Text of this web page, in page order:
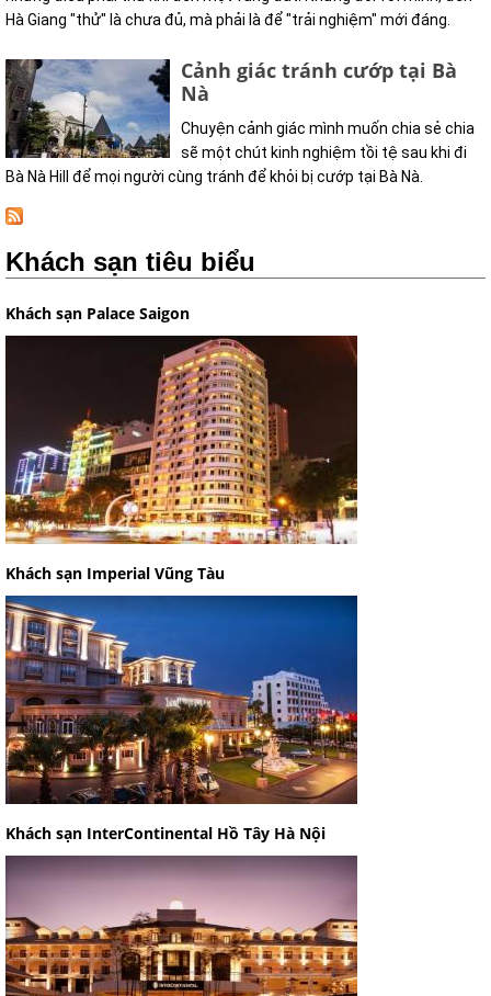
Hà Giang "thử" là chưa đủ, mà phải là để "trải nghiệm" mới đáng.
Cảnh giác tránh cướp tại Bà
Nà
Chuyện cảnh giác mình muốn chia sẻ chia
sẽ một chút kinh nghiệm tồi tệ sau khi đi
Bà Nà Hill để mọi người cùng tránh để khỏi bị cướp tại Bà Nà.
Khách sạn tiêu biểu
Khách sạn Palace Saigon
Khách sạn Imperial Vũng Tàu
Khách sạn InterContinental Hồ Tây Hà Nội